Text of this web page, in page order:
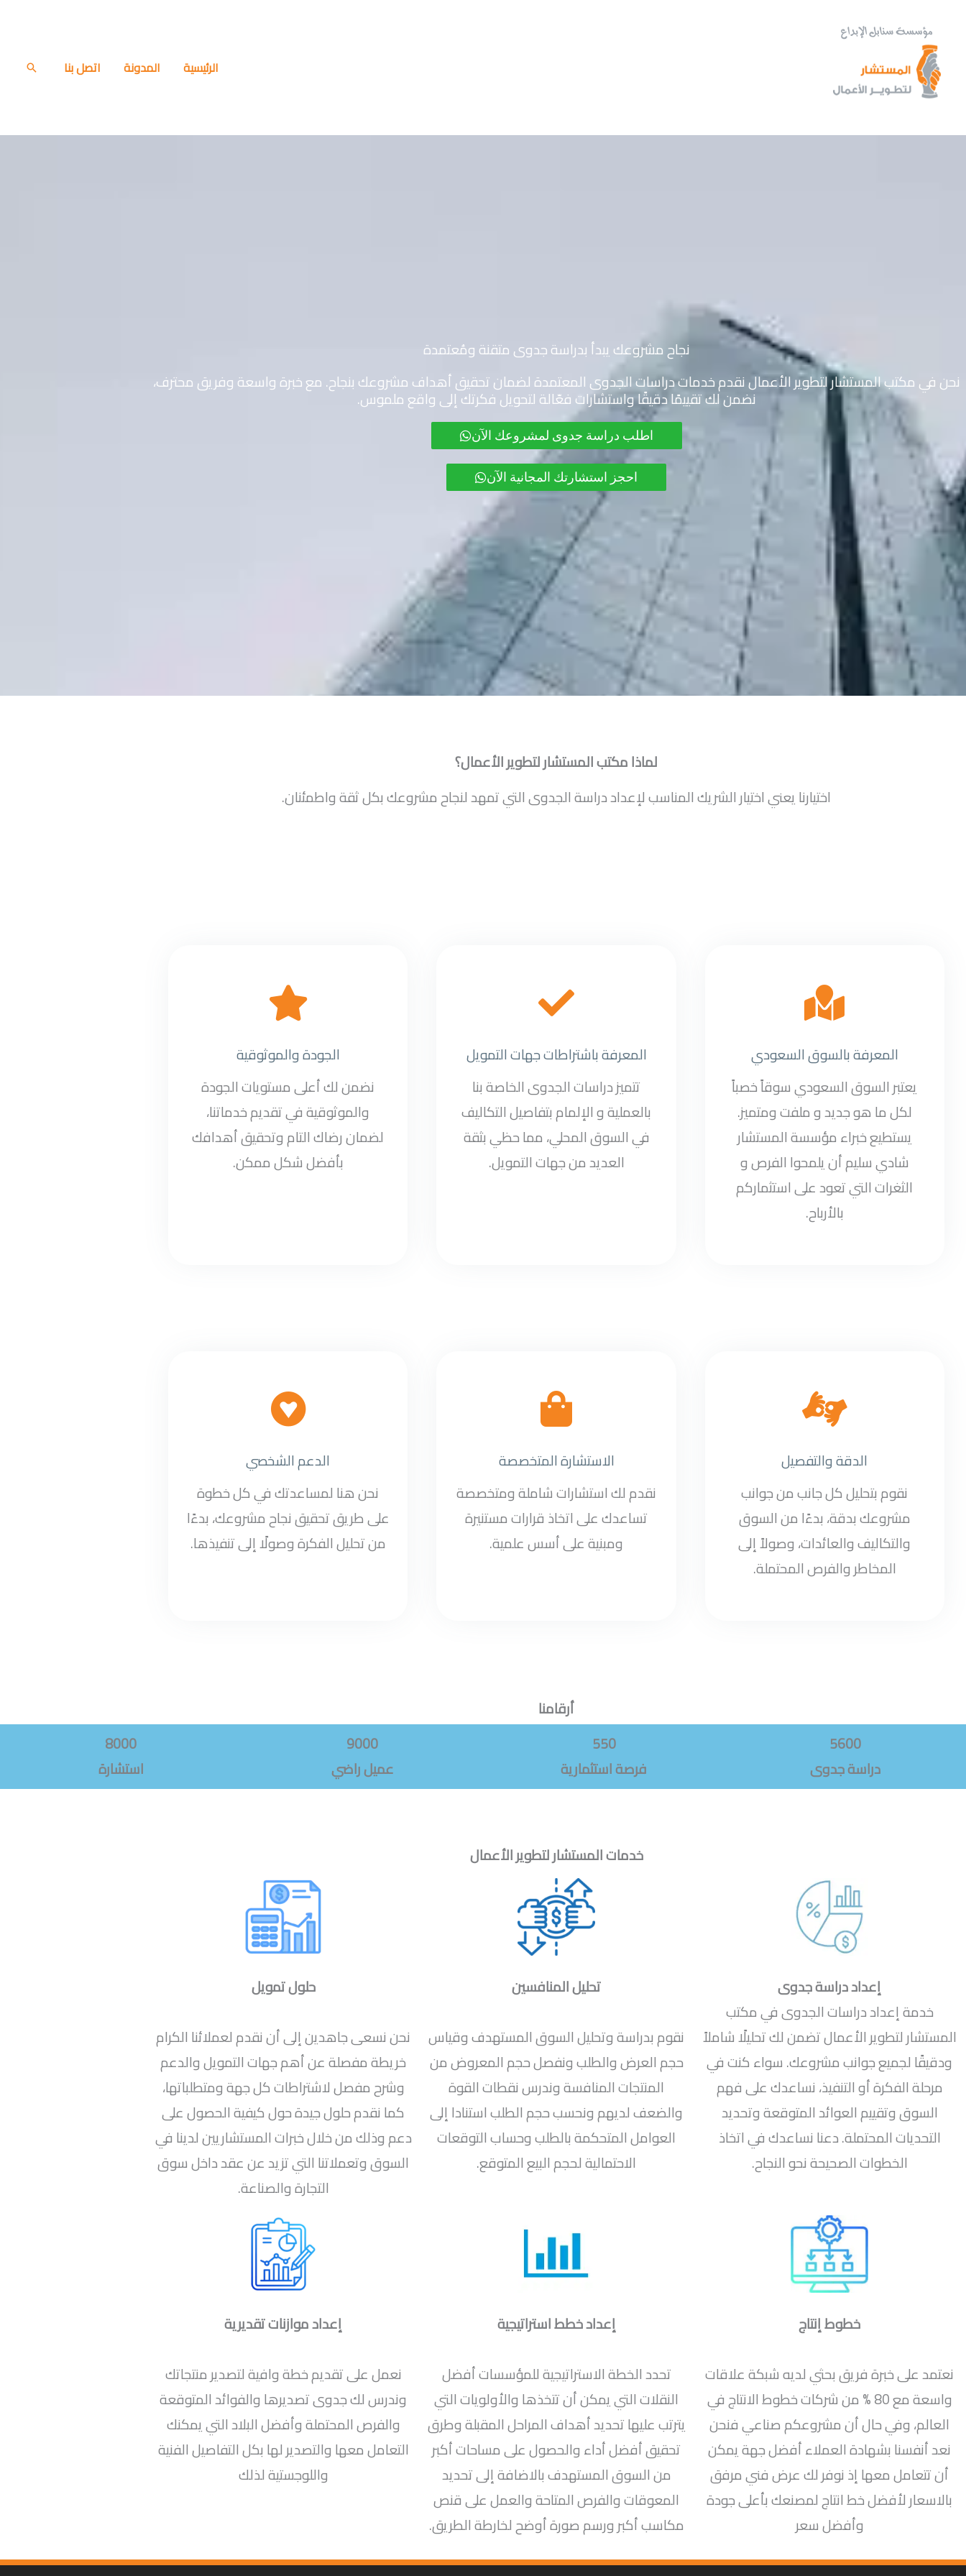
المحتوى
الرئيسية المدونة اتصل بنا البحث
نجاح مشروعك يبدأ بدراسة جدوى متقنة ومُعتمدة
نحن في مكتب المستشار لتطوير الأعمال نقدم خدمات دراسات الجدوى المعتمدة لضمان تحقيق أهداف مشروعك بنجاح. مع خبرة واسعة وفريق محترف،
نضمن لك تقييمًا دقيقًا واستشارات فعّالة لتحويل فكرتك إلى واقع ملموس.
اطلب دراسة جدوى لمشروعك الآن
احجز استشارتك المجانية الآن
لماذا مكتب المستشار لتطوير الأعمال؟
اختيارنا يعني اختيار الشريك المناسب لإعداد دراسة الجدوى التي تمهد لنجاح مشروعك بكل ثقة واطمئنان.
المعرفة بالسوق السعودي
يعتبر السوق السعودي سوقاً خصباً
لكل ما هو جديد و ملفت ومتميز.
يستطيع خبراء مؤسسة المستشار
شادي سليم أن يلمحوا الفرص و
الثغرات التي تعود على استثماركم
بالأرباح.
المعرفة باشتراطات جهات التمويل
تتميز دراسات الجدوى الخاصة بنا
بالعملية و الإلمام بتفاصيل التكاليف
في السوق المحلي، مما حظي بثقة
العديد من جهات التمويل.
الجودة والموثوقية
نضمن لك أعلى مستويات الجودة
والموثوقية في تقديم خدماتنا،
لضمان رضاك التام وتحقيق أهدافك
بأفضل شكل ممكن.
الدقة والتفصيل
نقوم بتحليل كل جانب من جوانب
مشروعك بدقة، بدءًا من السوق
والتكاليف والعائدات، وصولاً إلى
المخاطر والفرص المحتملة.
الاستشارة المتخصصة
نقدم لك استشارات شاملة ومتخصصة
تساعدك على اتخاذ قرارات مستنيرة
ومبنية على أسس علمية.
الدعم الشخصي
نحن هنا لمساعدتك في كل خطوة
على طريق تحقيق نجاح مشروعك، بدءًا
من تحليل الفكرة وصولًا إلى تنفيذها.
أرقامنا
5600
دراسة جدوى
550
فرصة استثمارية
9000
عميل راضي
8000
استشارة
خدمات المستشار لتطوير الأعمال
إعداد دراسة جدوى
خدمة إعداد دراسات الجدوى في مكتب
المستشار لتطوير الأعمال تضمن لك تحليلًا شاملاً
ودقيقًا لجميع جوانب مشروعك. سواء كنت في
مرحلة الفكرة أو التنفيذ، نساعدك على فهم
السوق وتقييم العوائد المتوقعة وتحديد
التحديات المحتملة. دعنا نساعدك في اتخاذ
الخطوات الصحيحة نحو النجاح.
تحليل المنافسين
نقوم بدراسة وتحليل السوق المستهدف وقياس
حجم العرض والطلب ونفصل حجم المعروض من
المنتجات المنافسة وندرس نقطات القوة
والضعف لديهم ونحسب حجم الطلب استنادا إلى
العوامل المتحكمة بالطلب وحساب التوقعات
الاحتمالية لحجم البيع المتوقع.
حلول تمويل
نحن نسعى جاهدين إلى أن نقدم لعملائنا الكرام
خريطة مفصلة عن أهم جهات التمويل والدعم
وشرح مفصل لاشتراطات كل جهة ومتطلباتها،
كما نقدم حلول جيدة حول كيفية الحصول على
دعم وذلك من خلال خبرات المستشاريين لدينا في
السوق وتعملاتنا التي تزيد عن عقد داخل سوق
التجارة والصناعة.
خطوط إنتاج
نعتمد على خبرة فريق بحثي لديه شبكة علاقات
واسعة مع 80 % من شركات خطوط الانتاج في
العالم، وفي حال أن مشروعكم صناعي فنحن
نعد أنفسنا بشهادة العملاء أفضل جهة يمكن
أن تتعامل معها إذ نوفر لك عرض فني مرفق
بالاسعار لأفضل خط انتاج لمصنعك بأعلى جودة
وأفضل سعر
إعداد خطط استراتيجية
تحدد الخطة الاستراتيجية للمؤسسات أفضل
النقلات التي يمكن أن تتخذها والأولويات التي
يترتب عليها تحديد أهداف المراحل المقبلة وطرق
تحقيق أفضل أداء والحصول على مساحات أكبر
من السوق المستهدف بالاضافة إلى تحديد
المعوقات والفرص المتاحة والعمل على قنص
مكاسب أكبر ورسم صورة أوضح لخارطة الطريق.
إعداد موازنات تقديرية
نعمل على تقديم خطة وافية لتصدير منتجاتك
وندرس لك جدوى تصديرها والفوائد المتوقعة
والفرص المحتملة وأفضل البلاد التي يمكنك
التعامل معها والتصدير لها بكل التفاصيل الفنية
واللوجستية لذلك